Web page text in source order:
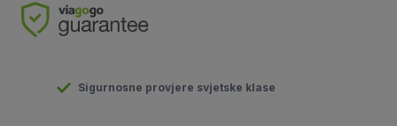
Sigurnosne provjere svjetske klase